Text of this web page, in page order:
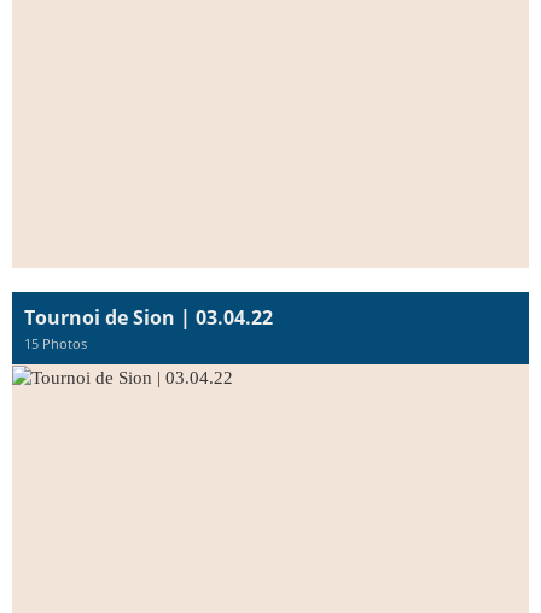
Tournoi de Sion | 03.04.22
15 Photos